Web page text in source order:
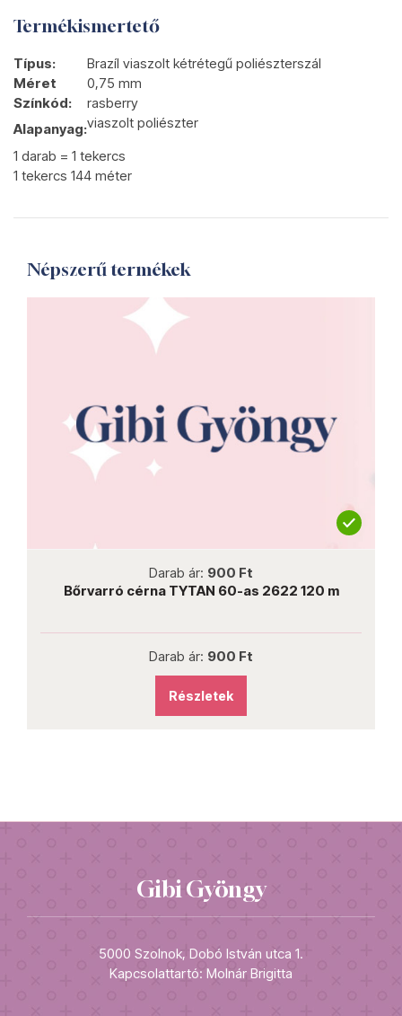
Termékismertető
Típus:
Brazíl viaszolt kétrétegű poliészterszál
Méret
0,75 mm
Színkód:
rasberry
Alapanyag:viaszolt poliészter
1 darab = 1 tekercs
1 tekercs 144 méter
Népszerű termékek
Darab ár: 900 Ft
Bőrvarró cérna TYTAN 60-as 2622 120 m
Darab ár: 900 Ft
Részletek
Gibi Gyöngy
5000 Szolnok, Dobó István utca 1.
Kapcsolattartó: Molnár Brigitta